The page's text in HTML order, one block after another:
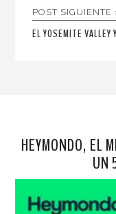
POST SIGUIENTE
EL YOSEMITE
HEYMONDO, EL
UN